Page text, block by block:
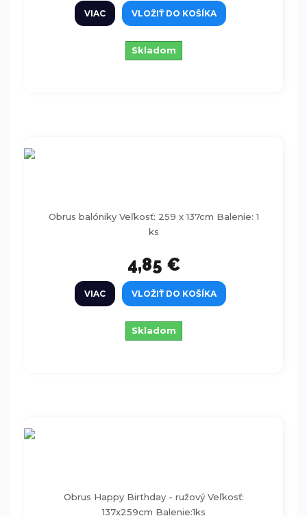
VIAC VLOŽIŤ DO KOŠÍKA
Skladom
Obrus balóniky Veľkosť: 259 x 137cm Balenie: 1
ks
4,85 €
VIAC VLOŽIŤ DO KOŠÍKA
Skladom
Obrus Happy Birthday - ružový Veľkosť:
137x259cm Balenie:1ks